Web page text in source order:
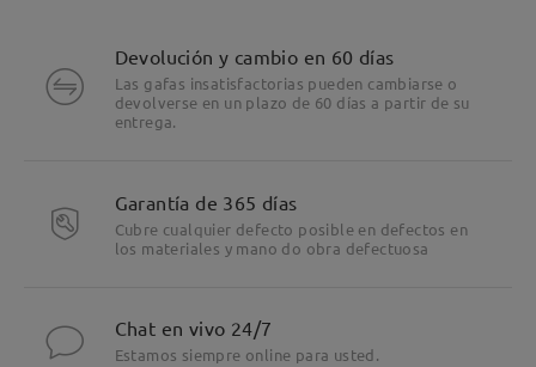
Devolución y cambio en 60 días
Las gafas insatisfactorias pueden cambiarse o
devolverse en un plazo de 60 días a partir de su
entrega.
Garantía de 365 días
Cubre cualquier defecto posible en defectos en
los materiales y mano do obra defectuosa
Chat en vivo 24/7
Estamos siempre online para usted.